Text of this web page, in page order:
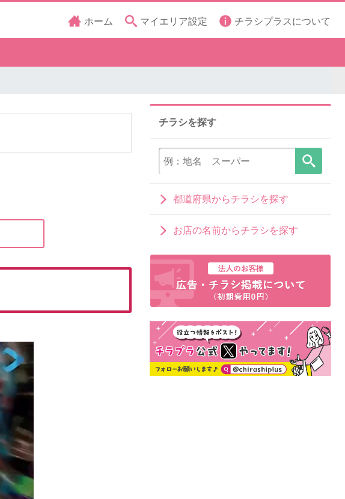
ホーム マイエリア設定 チラシプラスについて
チラシを探す
都道府県からチラシを探す
お店の名前からチラシを探す